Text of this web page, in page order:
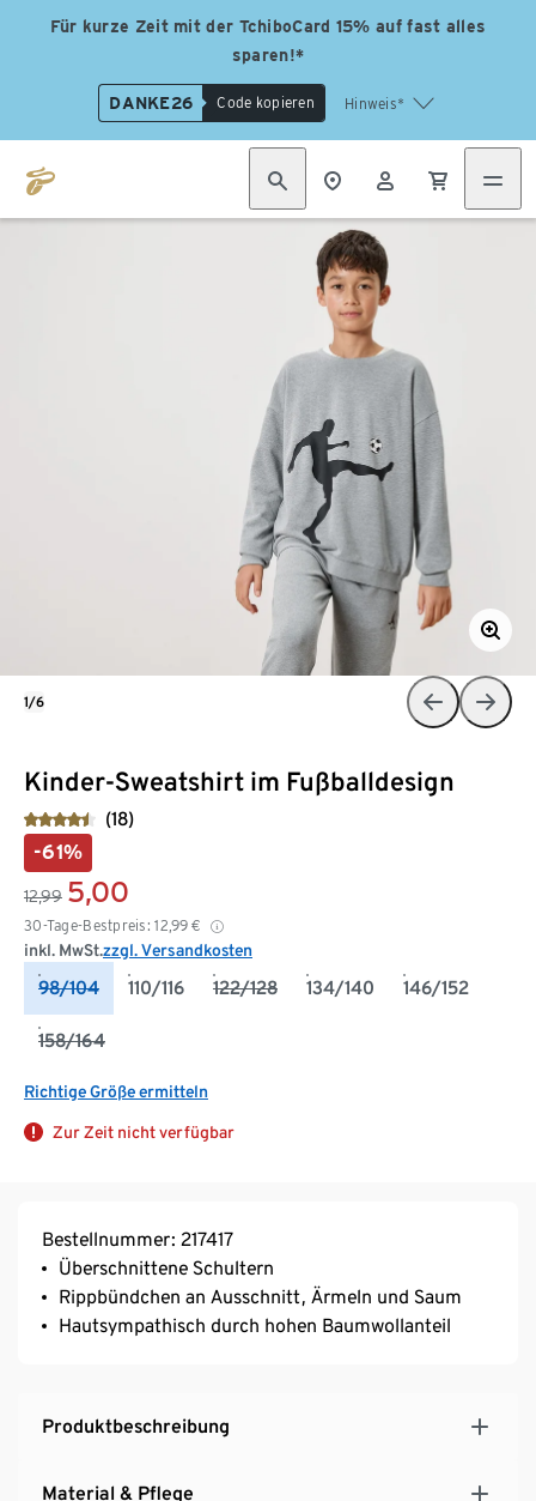
Für kurze Zeit mit der TchiboCard 15% auf fast alles
sparen!*
DANKE26 Code kopieren Hinweis*
Kinder-Sweatshirt im Fußballdesign
(18)
-61%
12,99 5,00
30-Tage-Bestpreis: 12,99 €
inkl. MwSt.zzgl. Versandkosten
98/104 110/116 122/128 134/140 146/152
158/164
Richtige Größe ermitteln
Zur Zeit nicht verfügbar
1/6
Bestellnummer: 217417
Überschnittene Schultern
Rippbündchen an Ausschnitt, Ärmeln und Saum
Hautsympathisch durch hohen Baumwollanteil
Produktbeschreibung
Material & Pflege